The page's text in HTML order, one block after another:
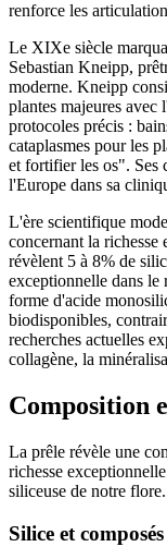
renforce les
Le XIXe siècle
Sebastian Kneipp,
moderne. Kneipp
plantes majeures
protocoles précis :
cataplasmes pour les
et fortifier les os". Ses
l'Europe dans sa
L'ère scientifique
concernant la richesse
révèlent 5 à 8% de
exceptionnelle dans le
forme d'acide
biodisponibles,
recherches actuelles
collagène, la
Composition
La prêle révèle une
richesse
siliceuse de notre flore.
Silice et